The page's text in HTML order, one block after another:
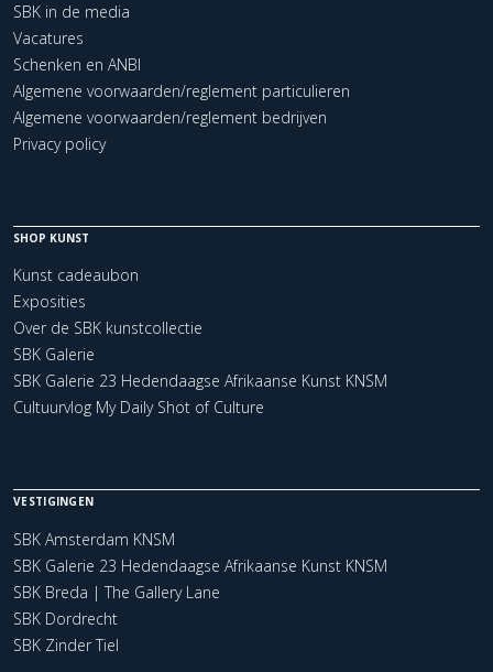
SBK in de media
Vacatures
Schenken en ANBI
Algemene voorwaarden/reglement particulieren
Algemene voorwaarden/reglement bedrijven
Privacy policy
SHOP KUNST
Kunst cadeaubon
Exposities
Over de SBK kunstcollectie
SBK Galerie
SBK Galerie 23 Hedendaagse Afrikaanse Kunst KNSM
Cultuurvlog My Daily Shot of Culture
VESTIGINGEN
SBK Amsterdam KNSM
SBK Galerie 23 Hedendaagse Afrikaanse Kunst KNSM
SBK Breda | The Gallery Lane
SBK Dordrecht
SBK Zinder Tiel